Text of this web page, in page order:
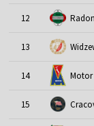
12
13
14 Motor
15